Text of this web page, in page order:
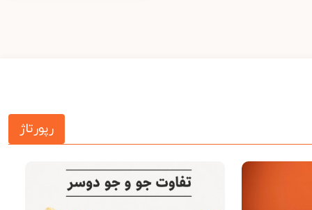
رپورتاژ